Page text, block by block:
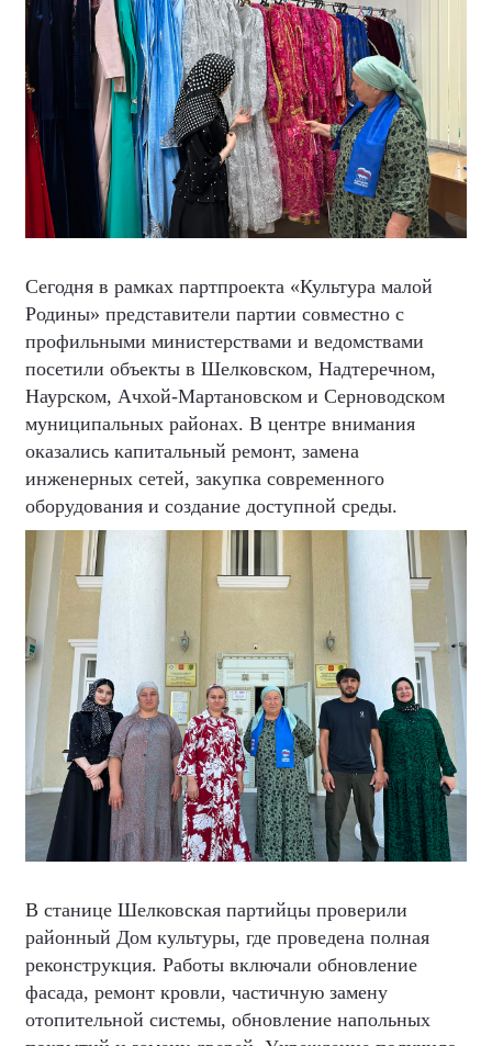
Сегодня в рамках партпроекта «Культура малой
Родины» представители партии совместно с
профильными министерствами и ведомствами
посетили объекты в Шелковском, Надтеречном,
Наурском, Ачхой-Мартановском и Серноводском
муниципальных районах. В центре внимания
оказались капитальный ремонт, замена
инженерных сетей, закупка современного
оборудования и создание доступной среды.
В станице Шелковская партийцы проверили
районный Дом культуры, где проведена полная
реконструкция. Работы включали обновление
фасада, ремонт кровли, частичную замену
отопительной системы, обновление напольных